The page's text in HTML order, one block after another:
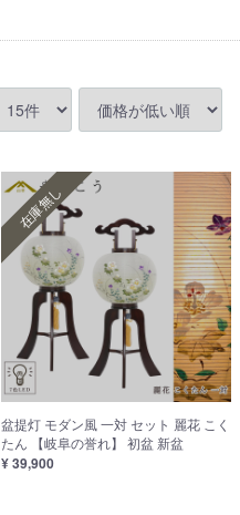
在庫無し
盆提灯 モダン風 一対 セット 麗花 こく
たん 【岐阜の誉れ】 初盆 新盆
¥ 39,900